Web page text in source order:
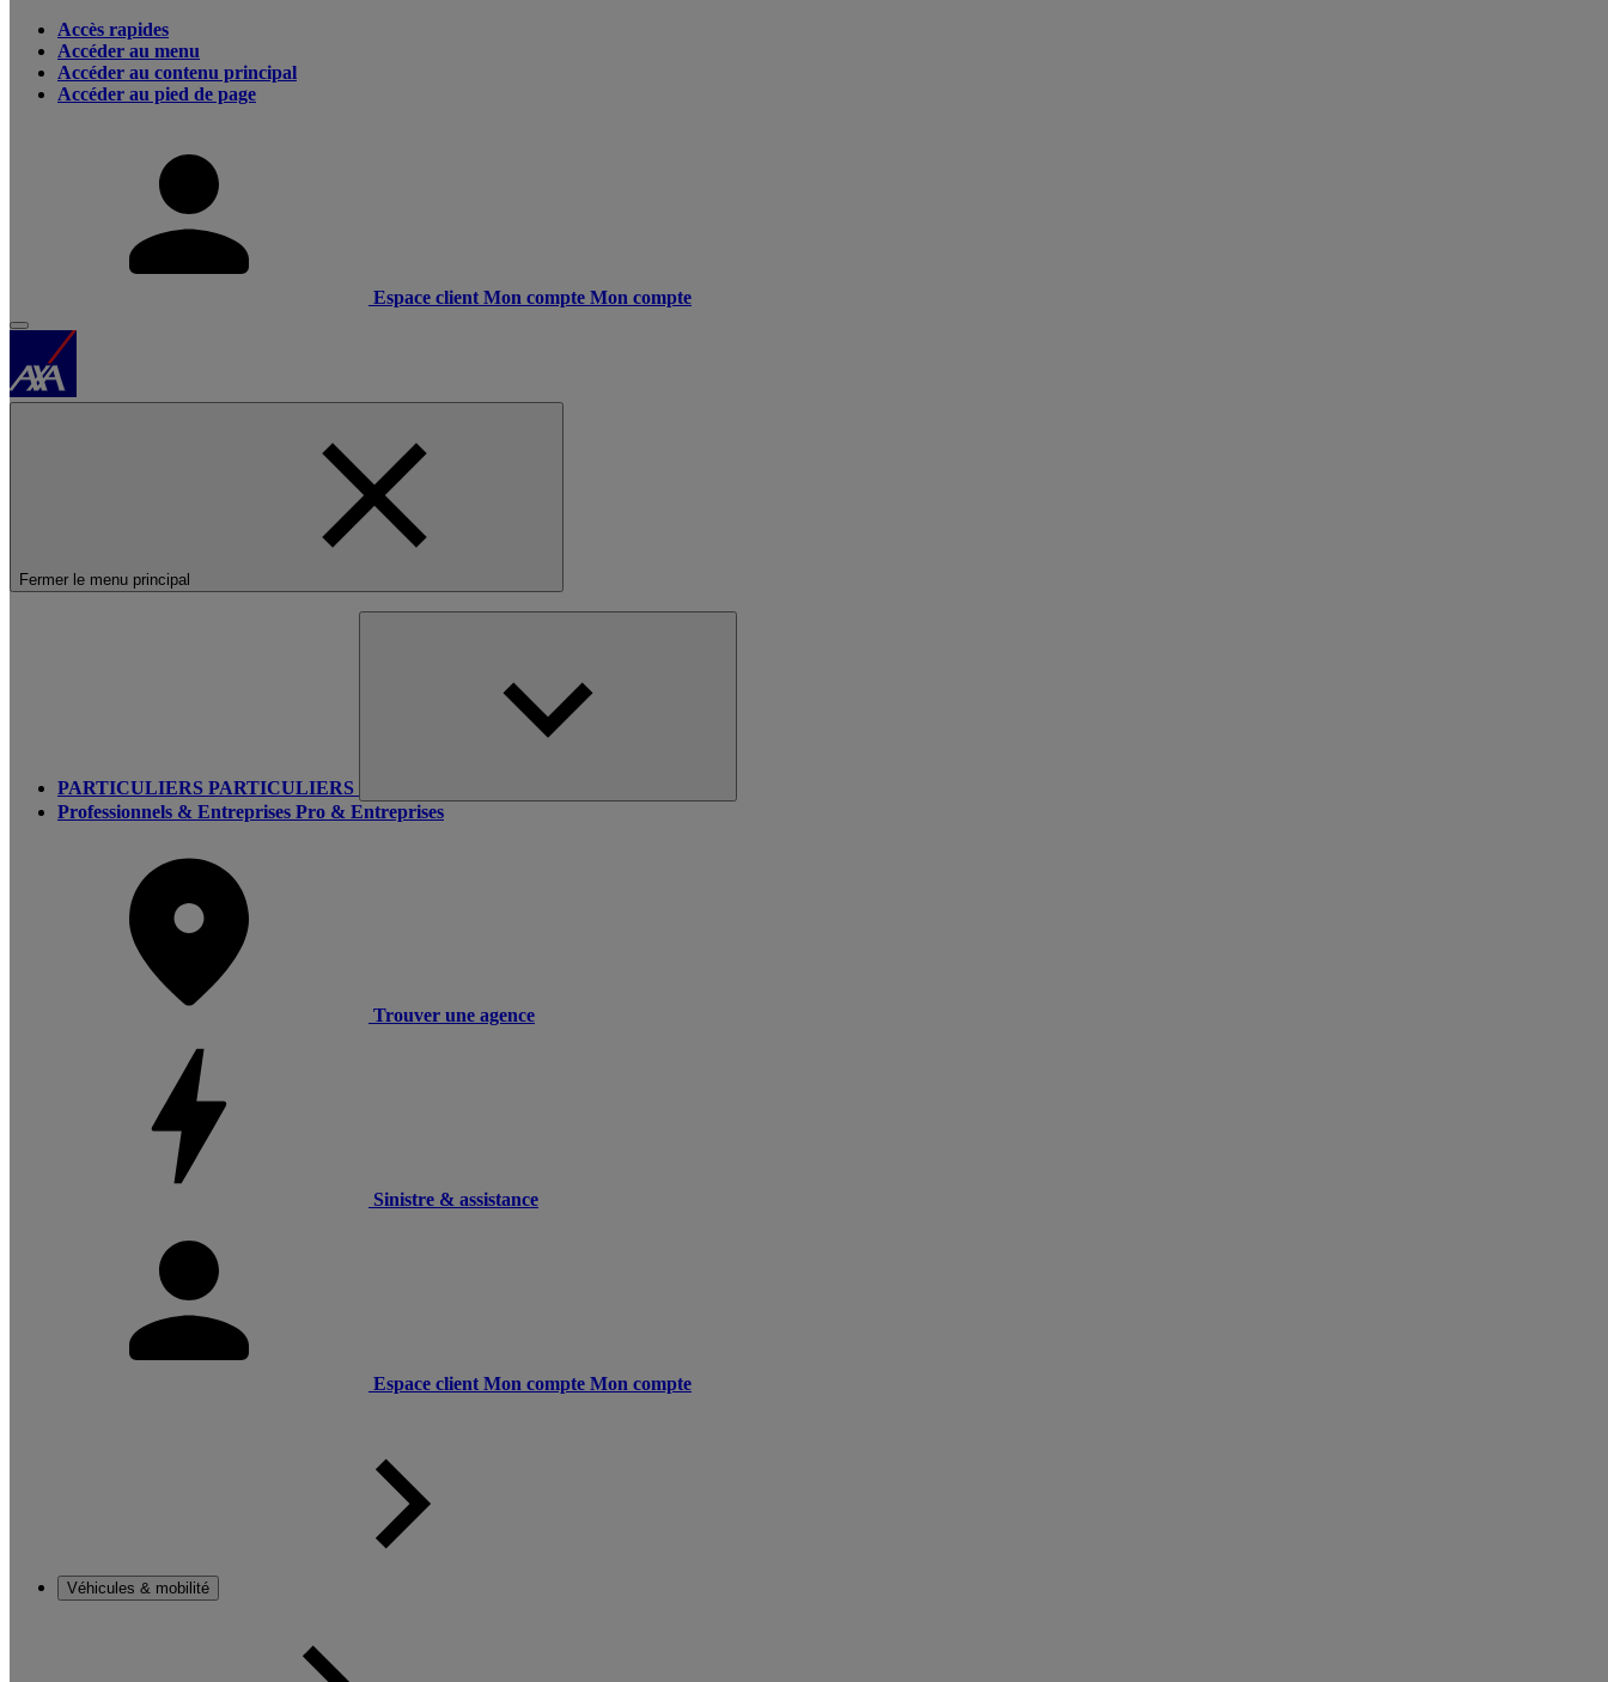
Accès rapides
Accéder au menu
Accéder au contenu principal
Accéder au pied de page
Espace client Mon compte Mon compte
Fermer le menu principal
PARTICULIERS PARTICULIERS
Professionnels & Entreprises Pro & Entreprises
Trouver une agence
Sinistre & assistance
Espace client Mon compte Mon compte
Véhicules & mobilité